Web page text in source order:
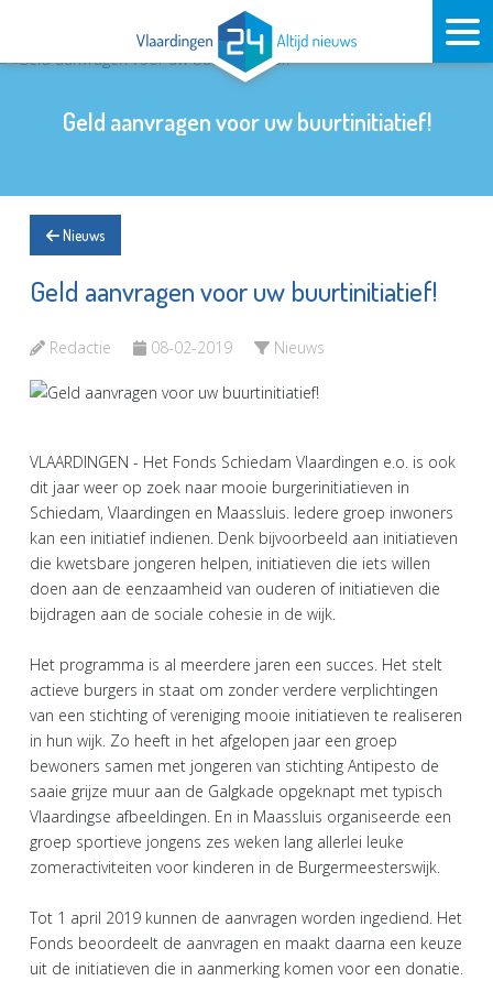
Geld aanvragen voor uw buurtinitiatief!
Nieuws
Geld aanvragen voor uw buurtinitiatief!
Redactie 08-02-2019 Nieuws
VLAARDINGEN - Het Fonds Schiedam Vlaardingen e.o. is ook
dit jaar weer op zoek naar mooie burgerinitiatieven in
Schiedam, Vlaardingen en Maassluis. Iedere groep inwoners
kan een initiatief indienen. Denk bijvoorbeeld aan initiatieven
die kwetsbare jongeren helpen, initiatieven die iets willen
doen aan de eenzaamheid van ouderen of initiatieven die
bijdragen aan de sociale cohesie in de wijk.
Het programma is al meerdere jaren een succes. Het stelt
actieve burgers in staat om zonder verdere verplichtingen
van een stichting of vereniging mooie initiatieven te realiseren
in hun wijk. Zo heeft in het afgelopen jaar een groep
bewoners samen met jongeren van stichting Antipesto de
saaie grijze muur aan de Galgkade opgeknapt met typisch
Vlaardingse afbeeldingen. En in Maassluis organiseerde een
groep sportieve jongens zes weken lang allerlei leuke
zomeractiviteiten voor kinderen in de Burgermeesterswijk.
Tot 1 april 2019 kunnen de aanvragen worden ingediend. Het
Fonds beoordeelt de aanvragen en maakt daarna een keuze
uit de initiatieven die in aanmerking komen voor een donatie.